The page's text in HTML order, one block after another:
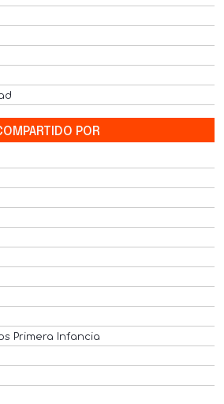
POR
Primera Infancia